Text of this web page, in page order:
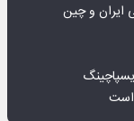
ایران و چین
است